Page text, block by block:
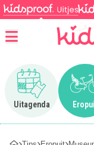
Uitagenda
Ga naar